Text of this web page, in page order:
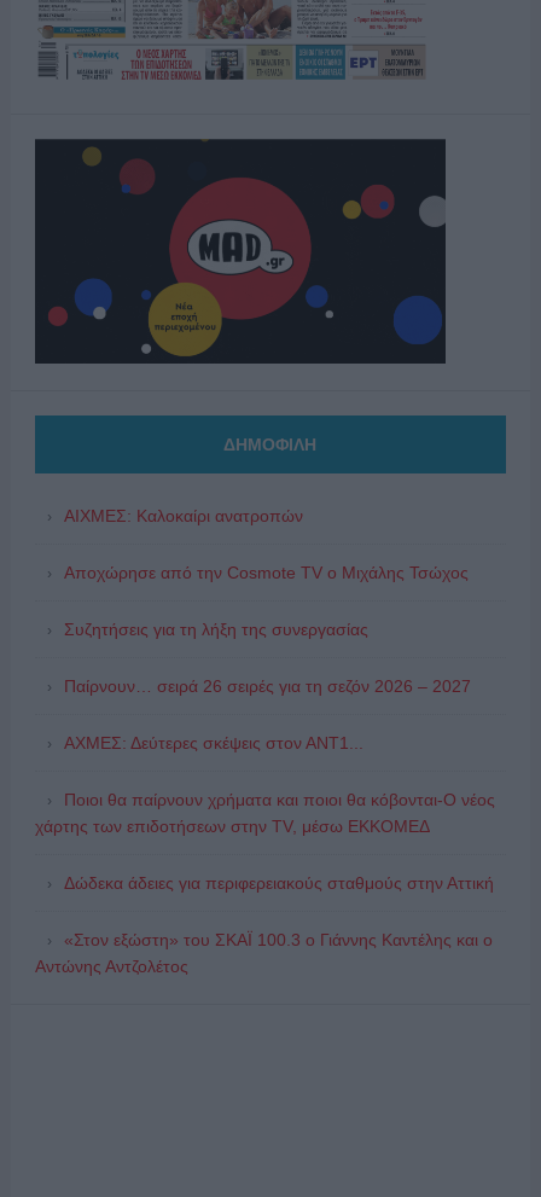
ΔΗΜΟΦΙΛΗ
ΑΙΧΜΕΣ: Καλοκαίρι ανατροπών
Αποχώρησε από την Cosmote TV o Μιχάλης Τσώχος
Συζητήσεις για τη λήξη της συνεργασίας
Παίρνουν… σειρά 26 σειρές για τη σεζόν 2026 – 2027
ΑΧΜΕΣ: Δεύτερες σκέψεις στον ΑΝΤ1...
Ποιοι θα παίρνουν χρήματα και ποιοι θα κόβονται-Ο νέος
χάρτης των επιδοτήσεων στην TV, μέσω ΕΚΚΟΜΕΔ
Δώδεκα άδειες για περιφερειακούς σταθμούς στην Αττική
«Στον εξώστη» του ΣΚΑΪ 100.3 ο Γιάννης Καντέλης και ο
Αντώνης Αντζολέτος